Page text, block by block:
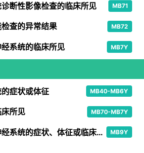
断性影像检查的临床所见 MB71
查的异常结果 MB72
系统的临床所见 MB7Y
症状或体征 MB40-MB6Y
所见 MB70-MB7Y
其他特指的神经系统的症状、体征或临床所见 MB9Y